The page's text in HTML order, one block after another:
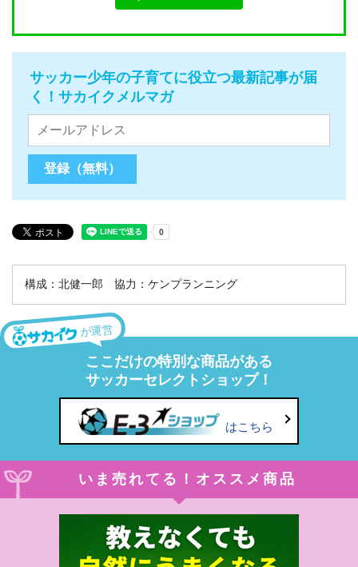
サッカー少年の子育てに役立つ最新記事が届
く！サカイクメルマガ
構成：北健一郎 協力：ケンプランニング
が運営
ここだけの特別な商品がある
サッカーセレクトショップ！
はこちら
いま売れてる！オススメ商品